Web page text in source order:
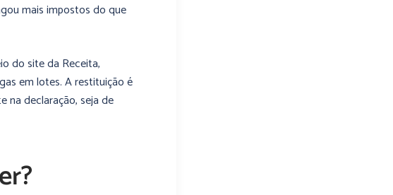
mais impostos do que
do site da Receita,
em lotes. A restituição é
na declaração, seja de